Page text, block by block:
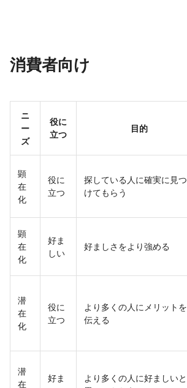
消費者向け
ニ
ー
ズ
役に
立つ
目的
顕
在
化
役に
立つ
探している人に確実に見つ
けてもらう
顕
在
化
好ま
しい
好ましさをより強める
潜
在
化
役に
立つ
より多くの人にメリットを
伝える
潜
在
好ま
より多くの人に好ましいと